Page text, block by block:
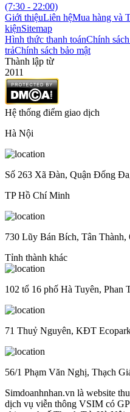
(7:30 - 22:00)
Giới thiệuLiên hệMua hàng và
kiệnSitemap
Hình thức thanh toánChính
trảChính sách bảo mật
Thành lập từ
2011
Hệ thống điểm giao dịch
Hà Nội
Số 263 Xã Đàn, Quận Đống
TP Hồ Chí Minh
730 Lũy Bán Bích, Tân
Tỉnh thành khác
102 tổ 16 phố Hà Tuyên, Phan
71 Thuỷ Nguyên, KĐT
56/1 Phạm Văn Nghị, Thạch
Simdoanhnhan.vn là website
dịch vụ viễn thông VSIM có